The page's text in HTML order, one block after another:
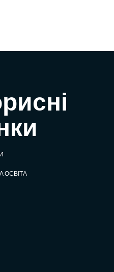
ОСВІТА